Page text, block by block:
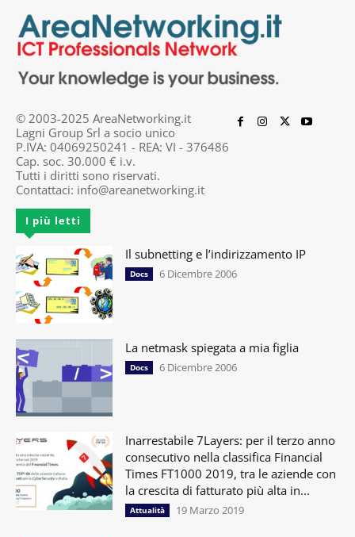
© 2003-2025 AreaNetworking.it
Lagni Group Srl a socio unico
P.IVA: 04069250241 - REA: VI - 376486
Cap. soc. 30.000 € i.v.
Tutti i diritti sono riservati.
Contattaci: info@areanetworking.it
I più letti
Il subnetting e l’indirizzamento IP
Docs 6 Dicembre 2006
La netmask spiegata a mia figlia
Docs 6 Dicembre 2006
Inarrestabile 7Layers: per il terzo anno
consecutivo nella classifica Financial
Times FT1000 2019, tra le aziende con
la crescita di fatturato più alta in...
Attualità 19 Marzo 2019